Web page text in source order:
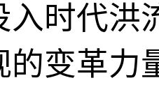
入时代洪
的变革力